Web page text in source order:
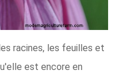
racines, les feuilles et
est encore en